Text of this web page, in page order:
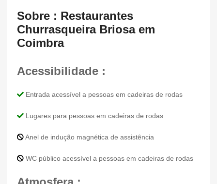
Sobre : Restaurantes
Churrasqueira Briosa em
Coimbra
Acessibilidade :
Entrada acessível a pessoas em cadeiras de rodas
Lugares para pessoas em cadeiras de rodas
Anel de indução magnética de assistência
WC público acessível a pessoas em cadeiras de rodas